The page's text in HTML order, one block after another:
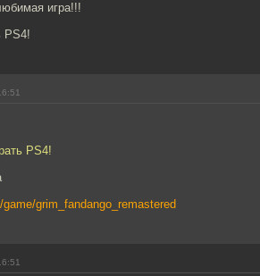
игра!!!
PS4!
PS4!
grim_fandango_remastered